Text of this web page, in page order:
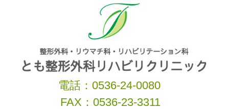
電話： 0536-24-0080
FAX：0536-23-3311